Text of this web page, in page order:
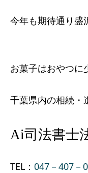
今年も期待通り盛
お菓子はおやつに
千葉県内の相続・
Ai司法書士
TEL： 047－407－